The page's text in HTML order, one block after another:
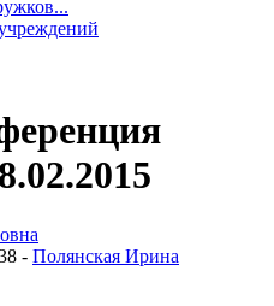
- Полянская Ирина